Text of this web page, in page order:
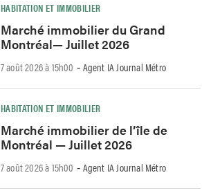
HABITATION ET IMMOBILIER
Marché immobilier du Grand
Montréal— Juillet 2026
7 août 2026 à 15h00 - Agent IA Journal Métro
HABITATION ET IMMOBILIER
Marché immobilier de l’île de
Montréal — Juillet 2026
7 août 2026 à 15h00 - Agent IA Journal Métro